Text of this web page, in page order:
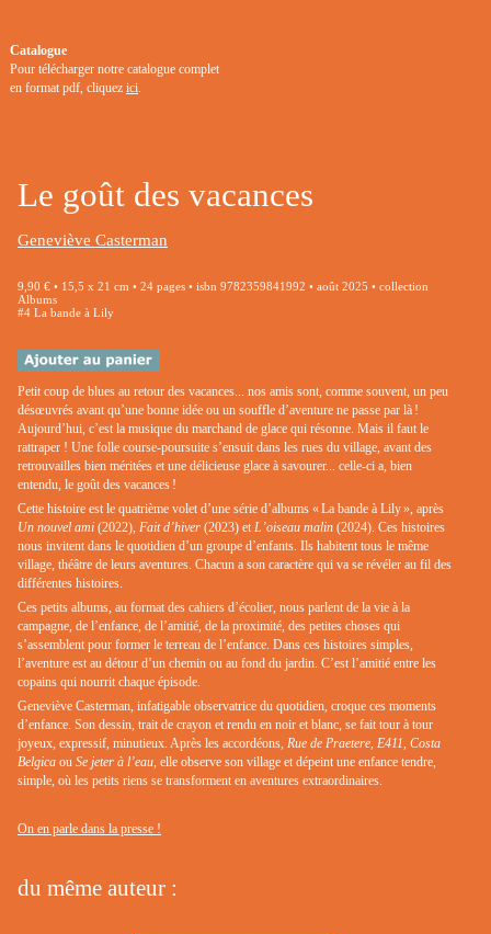
Catalogue
Pour télécharger notre catalogue complet
en format pdf, cliquez ici
Le goût des vacances
Geneviève Casterman
9,90 € • 15,5 x 21 cm • 24 pages • isbn 9782359841992 • août 2025 • collection
Albums
#4 La bande à Lily
Petit coup de blues au retour des vacances... nos amis sont, comme souvent, un peu
désœuvrés avant qu’une bonne idée ou un souffle d’aventure ne passe par là !
Aujourd’hui, c’est la musique du marchand de glace qui résonne. Mais il faut le
rattraper ! Une folle course-poursuite s’ensuit dans les rues du village, avant des
retrouvailles bien méritées et une délicieuse glace à savourer... celle-ci a, bien
entendu, le goût des vacances !
Cette histoire est le quatrième volet d’une série d’albums « La bande à Lily », après
Un nouvel ami (2022), Fait d’hiver (2023) et L’oiseau malin (2024). Ces histoires
nous invitent dans le quotidien d’un groupe d’enfants. Ils habitent tous le même
village, théâtre de leurs aventures. Chacun a son caractère qui va se révéler au fil des
différentes histoires.
Ces petits albums, au format des cahiers d’écolier, nous parlent de la vie à la
campagne, de l’enfance, de l’amitié, de la proximité, des petites choses qui
s’assemblent pour former le terreau de l’enfance. Dans ces histoires simples,
l’aventure est au détour d’un chemin ou au fond du jardin. C’est l’amitié entre les
copains qui nourrit chaque épisode.
Geneviève Casterman, infatigable observatrice du quotidien, croque ces moments
d’enfance. Son dessin, trait de crayon et rendu en noir et blanc, se fait tour à tour
joyeux, expressif, minutieux. Après les accordéons, Rue de Praetere, E411, Costa
Belgica ou Se jeter à l’eau , elle observe son village et dépeint une enfance tendre,
simple, où les petits riens se transforment en aventures extraordinaires.
On en parle dans la presse !
du même auteur :